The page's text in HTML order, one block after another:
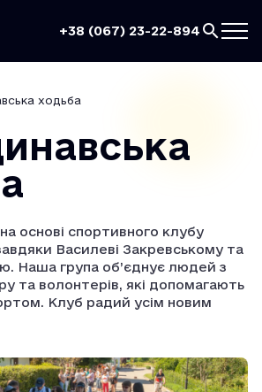
+38 (067) 23-22-894
ходьба
основі спортивного клубу
Василеві Закревському та
Наша група об’єднує людей з
та волонтерів, які допомагають
Клуб радий усім новим